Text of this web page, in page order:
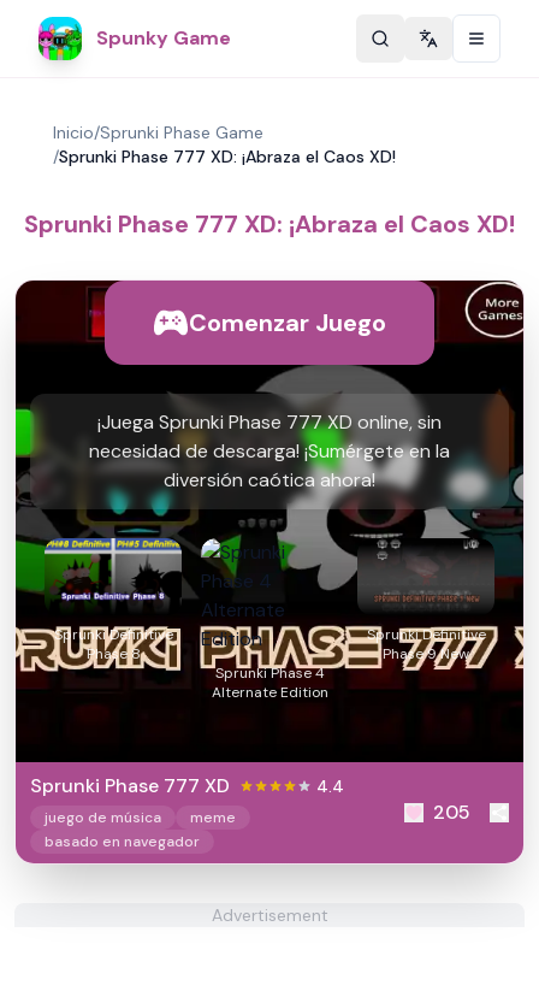
Spunky Game Change
Inicio/Sprunki Phase Game
/Sprunki Phase 777 XD: ¡Abraza el Caos XD!
Sprunki Phase 777 XD: ¡Abraza el Caos XD!
Comenzar Juego
¡Juega Sprunki Phase 777 XD online, sin
necesidad de descarga! ¡Sumérgete en la
diversión caótica ahora!
Sprunki Definitive
Phase 8
Sprunki Phase 4
Alternate Edition
Sprunki Definitive
Phase 9 New
Sprunki Phase 777 XD 4.4
juego de música
meme
basado en navegador
205
Advertisement